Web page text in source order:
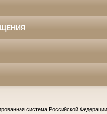
система Российской